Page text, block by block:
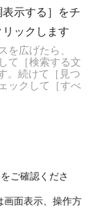
を広げたら、
て［検索する文
。続けて［見つ
ックして［すべ
ご確認くださ
画面表示、操作方